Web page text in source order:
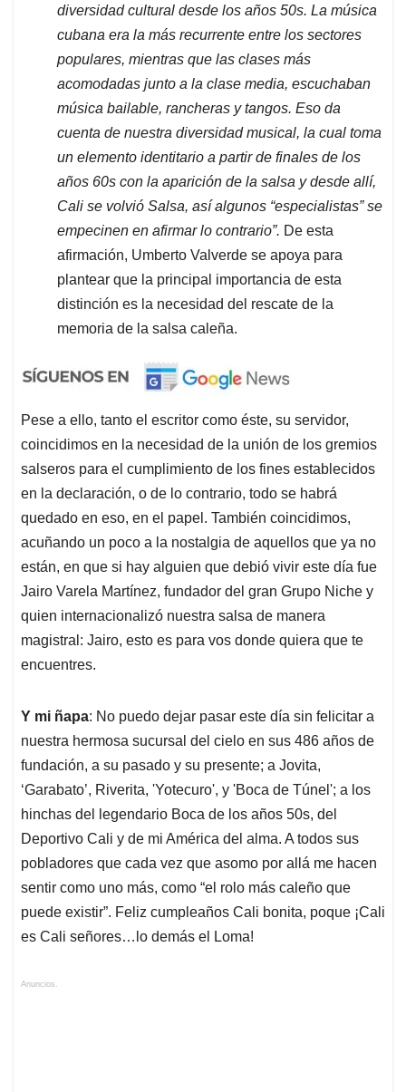
diversidad cultural desde los años 50s. La música
cubana era la más recurrente entre los sectores
populares, mientras que las clases más
acomodadas junto a la clase media, escuchaban
música bailable, rancheras y tangos. Eso da
cuenta de nuestra diversidad musical, la cual toma
un elemento identitario a partir de finales de los
años 60s con la aparición de la salsa y desde allí,
Cali se volvió Salsa, así algunos “especialistas” se
empecinen en afirmar lo contrario”. De esta
afirmación, Umberto Valverde se apoya para
plantear que la principal importancia de esta
distinción es la necesidad del rescate de la
memoria de la salsa caleña.
Pese a ello, tanto el escritor como éste, su servidor,
coincidimos en la necesidad de la unión de los gremios
salseros para el cumplimiento de los fines establecidos
en la declaración, o de lo contrario, todo se habrá
quedado en eso, en el papel. También coincidimos,
acuñando un poco a la nostalgia de aquellos que ya no
están, en que si hay alguien que debió vivir este día fue
Jairo Varela Martínez, fundador del gran Grupo Niche y
quien internacionalizó nuestra salsa de manera
magistral: Jairo, esto es para vos donde quiera que te
encuentres.
Y mi ñapa: No puedo dejar pasar este día sin felicitar a
nuestra hermosa sucursal del cielo en sus 486 años de
fundación, a su pasado y su presente; a Jovita,
‘Garabato’, Riverita, 'Yotecuro', y 'Boca de Túnel'; a los
hinchas del legendario Boca de los años 50s, del
Deportivo Cali y de mi América del alma. A todos sus
pobladores que cada vez que asomo por allá me hacen
sentir como uno más, como “el rolo más caleño que
puede existir”. Feliz cumpleaños Cali bonita, poque ¡Cali
es Cali señores…lo demás el Loma!
Anuncios.